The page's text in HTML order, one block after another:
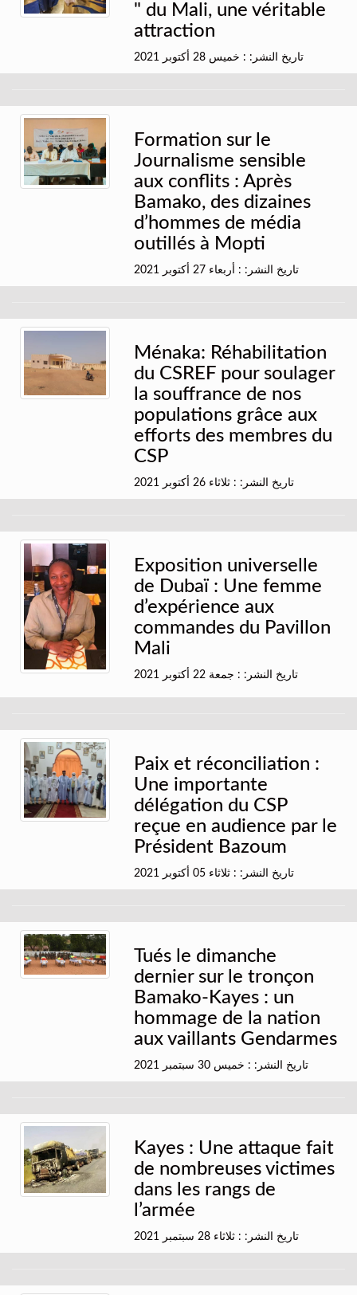
" du Mali, une véritable
attraction
تاريخ النشر: : خميس 28 أكتوبر 2021
Formation sur le
Journalisme sensible
aux conflits : Après
Bamako, des dizaines
d’hommes de média
outillés à Mopti
تاريخ النشر: : أربعاء 27 أكتوبر 2021
Ménaka: Réhabilitation
du CSREF pour soulager
la souffrance de nos
populations grâce aux
efforts des membres du
CSP
تاريخ النشر: : ثلاثاء 26 أكتوبر 2021
Exposition universelle
de Dubaï : Une femme
d’expérience aux
commandes du Pavillon
Mali
تاريخ النشر: : جمعة 22 أكتوبر 2021
Paix et réconciliation :
Une importante
délégation du CSP
reçue en audience par le
Président Bazoum
تاريخ النشر: : ثلاثاء 05 أكتوبر 2021
Tués le dimanche
dernier sur le tronçon
Bamako-Kayes : un
hommage de la nation
aux vaillants Gendarmes
تاريخ النشر: : خميس 30 سبتمبر 2021
Kayes : Une attaque fait
de nombreuses victimes
dans les rangs de
l’armée
تاريخ النشر: : ثلاثاء 28 سبتمبر 2021